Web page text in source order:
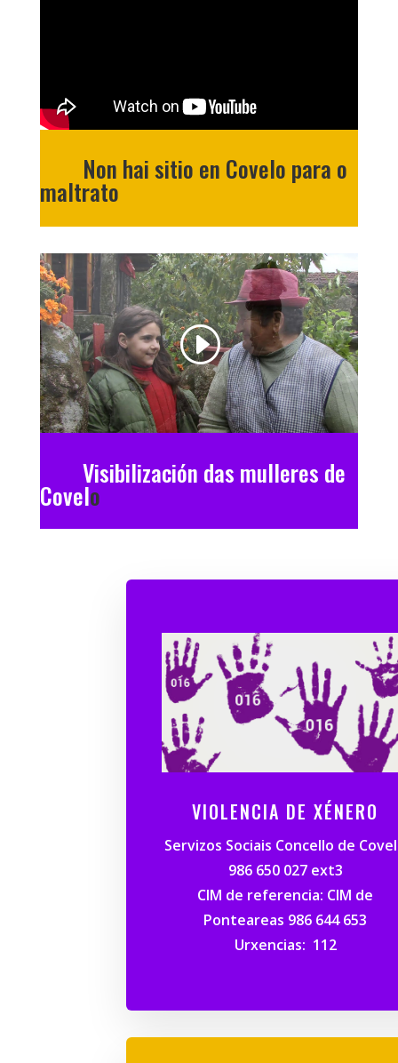
MÁIS INFORMACIÓN
Non hai sitio en Covelo para o
maltrato
Visibilización das mulleres de
Covelo
VIOLENCIA DE XÉNERO
Servizos Sociais Concello de
986 650 027 ext3
CIM de referencia: CIM de
Ponteareas 986 644 653
Urxencias: 112